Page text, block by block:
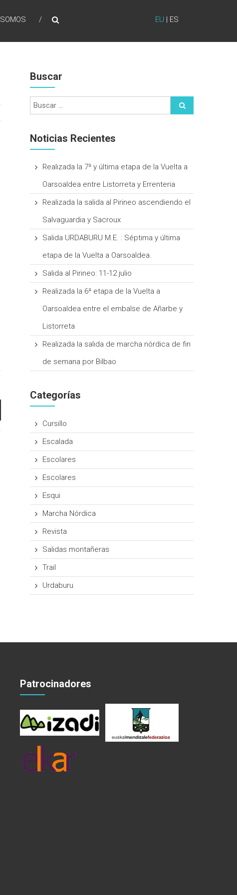
EU | ES
Buscar
Noticias Recientes
Realizada la 7ª y última etapa de la Vuelta a
Oarsoaldea entre Listorreta y Errenteria
Realizada la salida al Pirineo ascendiendo el
Salvaguardia y Sacroux
Salida URDABURU M.E. : Séptima y última
etapa de la Vuelta a Oarsoaldea.
Salida al Pirineo: 11-12 julio
Realizada la 6ª etapa de la Vuelta a
Oarsoaldea entre el embalse de Añarbe y
Listorreta
Realizada la salida de marcha nórdica de fin
de semana por Bilbao
Categorías
Cursillo
Escalada
Escolares
Escolares
Esqui
Marcha Nórdica
Revista
Salidas montañeras
Trail
Urdaburu
Patrocinadores